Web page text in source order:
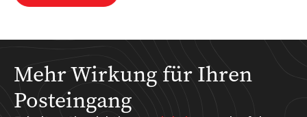
Mehr Wirkung für Ihren
Posteingang